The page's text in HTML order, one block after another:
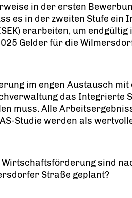
in der ersten
es in der zweiten Stufe ein
erarbeiten, um endgültig
Gelder für die
im engen Austausch mit
das Integrierte
muss. Alle
Studie werden als
sind
Straße geplant?